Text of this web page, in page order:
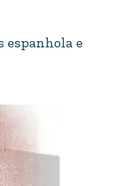
espanhola e